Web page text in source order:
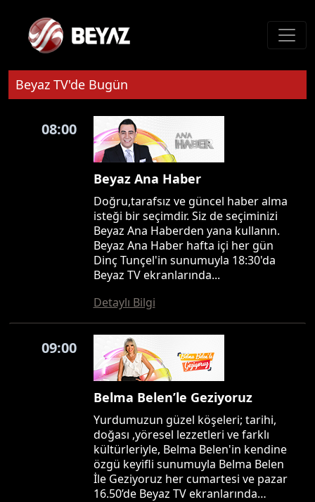
Beyaz TV'de Bugün
08:00
Beyaz Ana Haber
Doğru,tarafsız ve güncel haber alma
isteği bir seçimdir. Siz de seçiminizi
Beyaz Ana Haberden yana kullanın.
Beyaz Ana Haber hafta içi her gün
Dinç Tunçel'in sunumuyla 18:30'da
Beyaz TV ekranlarında...
Detaylı Bilgi
09:00
Belma Belen’le Geziyoruz
Yurdumuzun güzel köşeleri; tarihi,
doğası ,yöresel lezzetleri ve farklı
kültürleriyle, Belma Belen'in kendine
özgü keyifli sunumuyla Belma Belen
İle Geziyoruz her cumartesi ve pazar
16.50’de Beyaz TV ekranlarında…